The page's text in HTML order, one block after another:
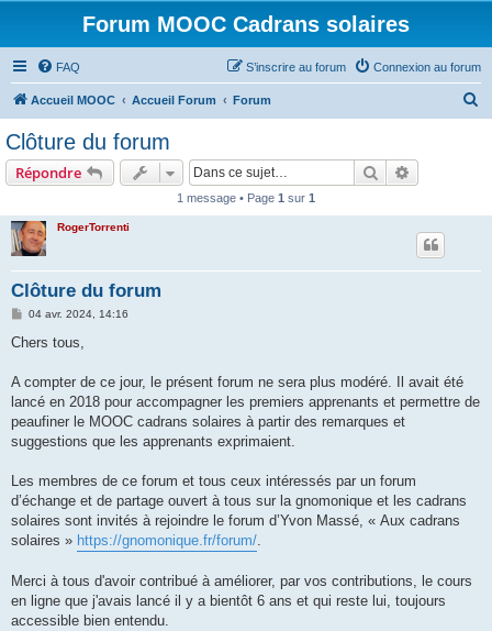
Forum MOOC Cadrans solaires
FAQ Connexion au forum
S’inscrire au forum
Accueil MOOC Accueil Forum Forum
Clôture du forum
Répondre Rechercher
1 message • Page 1 sur 1
RogerTorrenti
Clôture du forum
M
s
g
04 avr. 2024, 14:16
Chers tous,
A compter de ce jour, le présent forum ne sera plus modéré. Il avait été
lancé en 2018 pour accompagner les premiers apprenants et permettre de
peaufiner le MOOC cadrans solaires à partir des remarques et
suggestions que les apprenants exprimaient.
Les membres de ce forum et tous ceux intéressés par un forum
d’échange et de partage ouvert à tous sur la gnomonique et les cadrans
solaires sont invités à rejoindre le forum d’Yvon Massé, « Aux cadrans
solaires » https://gnomonique.fr/forum/.
Merci à tous d'avoir contribué à améliorer, par vos contributions, le cours
en ligne que j'avais lancé il y a bientôt 6 ans et qui reste lui, toujours
accessible bien entendu.